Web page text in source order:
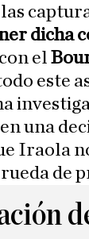
dicha
el
este
una
Iraola
de